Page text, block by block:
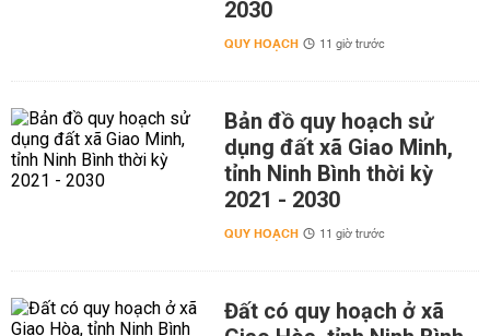
2030
QUY HOẠCH 11 giờ trước
Bản đồ quy hoạch sử
dụng đất xã Giao Minh,
tỉnh Ninh Bình thời kỳ
2021 - 2030
QUY HOẠCH 11 giờ trước
Đất có quy hoạch ở xã